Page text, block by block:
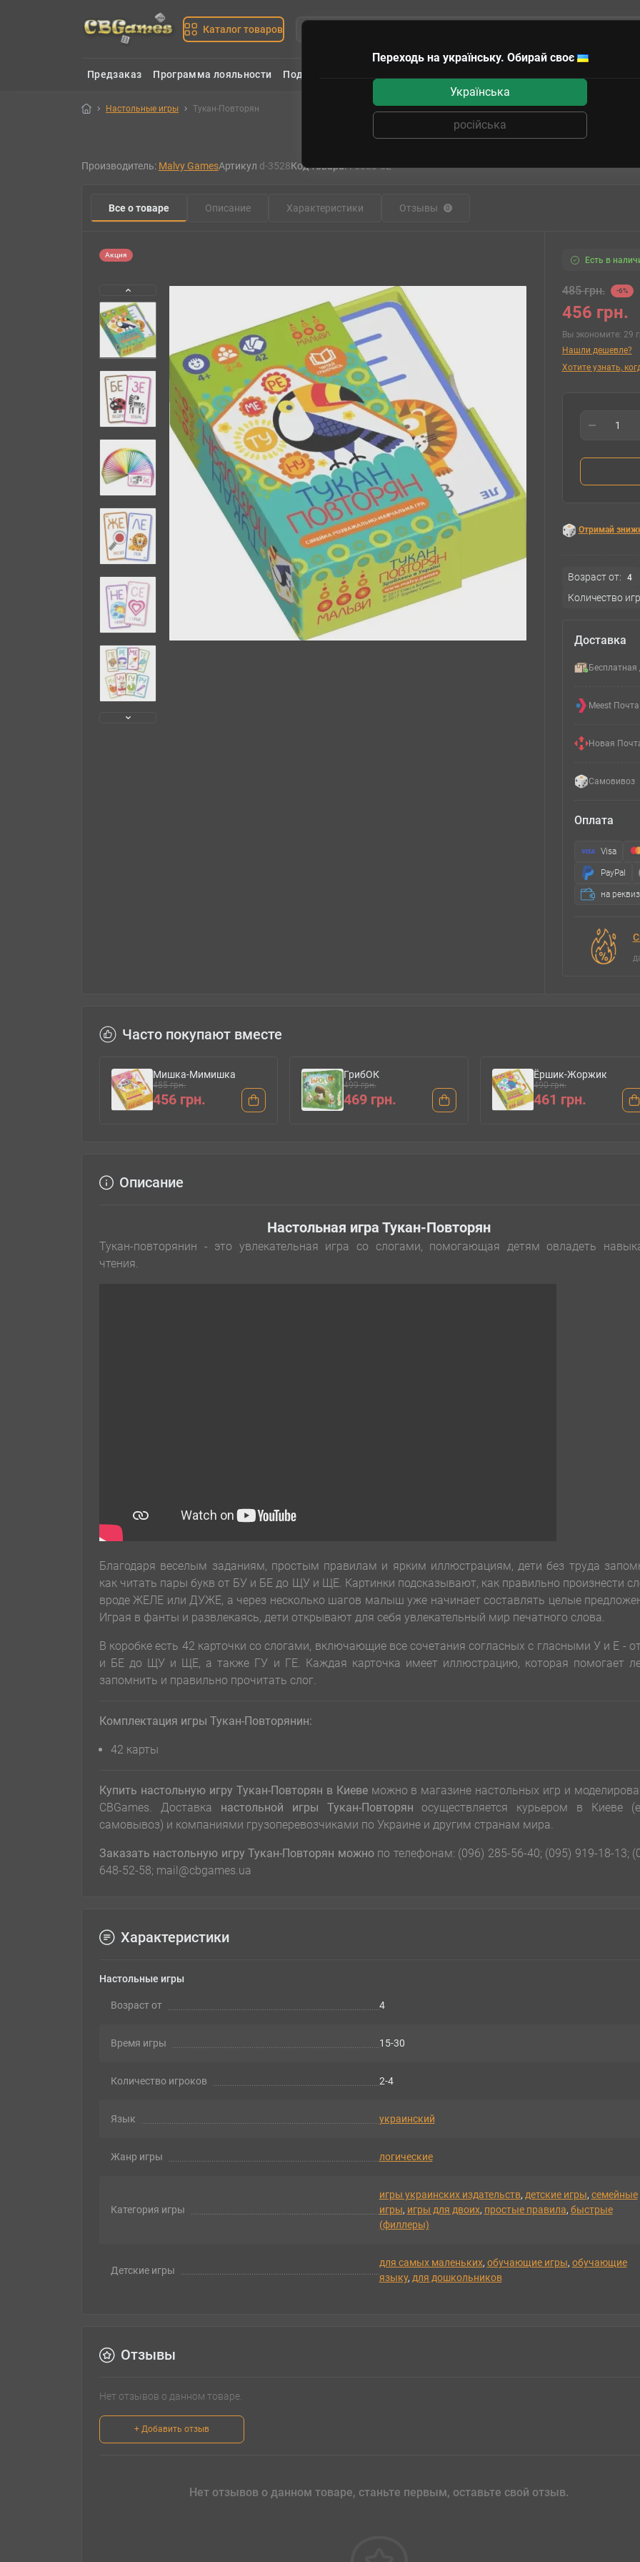
Каталог товаров
Предзаказ Программа лояльности Подарочные сертификаты
Настольные игры Тукан-Повторян
Настольная игра Тукан-Повторян
Производитель: Malvy GamesАртикул d-3528Код товара:76883-52
Все о товаре Описание Характеристики Отзывы 0
Акция Есть в
485 грн. -6%
456 грн.
Вы экономите: 29
Нашли дешевле?
Хотите узнать,
Отримай
Возраст от: 4
Количество
Доставка
Бесплатная
Meest Почта
Новая
Самовивоз
Оплата
Visa
PayPal
на
Часто покупают вместе
Мишка-Мимишка
485 грн.
456 грн.
ГрибОК
499 грн.
469 грн.
Ёршик-Жоржик
490 грн.
461 грн.
Описание
Настольная игра Тукан-Повторян
Тукан-повторянин - это увлекательная игра со слогами, помогающая детям овладеть
чтения.
Благодаря веселым заданиям, простым правилам и ярким иллюстрациям, дети без труда
как читать пары букв от БУ и БЕ до ЩУ и ЩЕ. Картинки подсказывают, как правильно произнести
вроде ЖЕЛЕ или ДУЖЕ, а через несколько шагов малыш уже начинает составлять целые
Играя в фанты и развлекаясь, дети открывают для себя увлекательный мир печатного слова.
В коробке есть 42 карточки со слогами, включающие все сочетания согласных с гласными У и Е -
и БЕ до ЩУ и ЩЕ, а также ГУ и ГЕ. Каждая карточка имеет иллюстрацию, которая помогает
запомнить и правильно прочитать слог.
Комплектация игры Тукан-Повторянин:
42 карты
Купить настольную игру Тукан-Повторян в Киевеможно в магазине настольных игр и
CBGames. Доставка настольной игры Тукан-Повторяносуществляется курьером в Киеве
самовывоз) и компаниями грузоперевозчиками по Украине и другим странам мира.
Заказать настольную игру Тукан-Повторян можнопо телефонам: (096) 285-56-40; (095) 919-18-13;
648-52-58; mail@cbgames.ua
Характеристики
Настольные игры
Возраст от 4
Время игры 15-30
Количество игроков 2-4
Язык украинский
Жанр игры логические
Категория игры
игры украинских издательств, детские игры, семейные
игры, игры для двоих, простые правила, быстрые
(филлеры)
Детские игры
для самых маленьких, обучающие игры, обучающие
языку, для дошкольников
Отзывы
Нет отзывов о данном товаре.
+ Добавить отзыв
Нет отзывов о данном товаре, станьте первым, оставьте свой отзыв.
Переходь на українську. Обирай своє
Українська
російська